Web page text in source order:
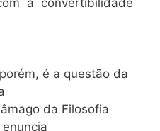
é a questão da
da Filosofia